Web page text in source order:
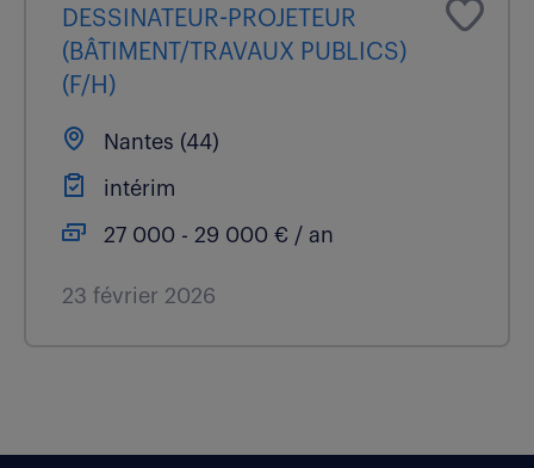
DESSINATEUR-PROJETEUR
(BÂTIMENT/TRAVAUX PUBLICS)
(F/H)
Nantes (44)
intérim
27 000 - 29 000 € / an
23 février 2026